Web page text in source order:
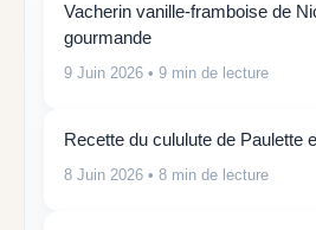
Vacherin vanille-framboise de
gourmande
9 Juin 2026 • 9 min de lecture
Recette du cululute de Paulette
8 Juin 2026 • 8 min de lecture